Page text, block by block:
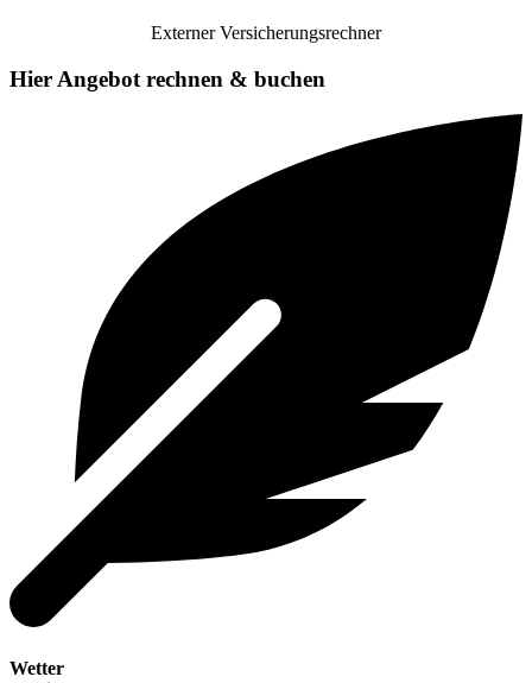
Externer Versicherungsrechner
Hier Angebot rechnen & buchen
Wetter